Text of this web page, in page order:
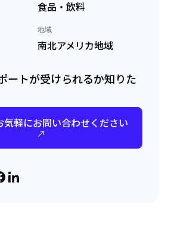
食品・飲料
地域
南北アメリカ地域
ートが受けられるか知りた
軽にお問い合わせください
on X でシェア
LinkedInで共有